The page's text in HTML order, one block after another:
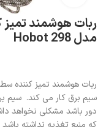
ربات هوشمند
مدل Hobot 298